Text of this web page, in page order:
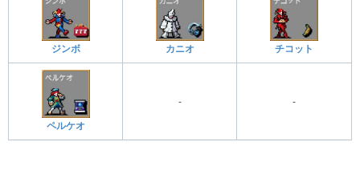
ジンボ カニオ チコット
ペルケオ
- -